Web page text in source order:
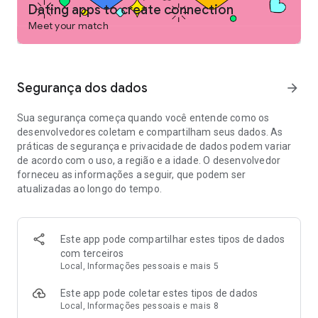
Experimente nossos recursos gratuitos, criados para facilitar
seus encontros
é, seus gostos e o que você procura
- Confie que a pessoa com quem você está conversando é
- Receba dicas de especialistas em namoro para aumentar
suas chances de sucesso
- Adicione sua conta Spotify para encontrar alguém que ama
as mesmas músicas que você
- Converse por chamada de vídeo e compartilhe suas fotos
favoritas para conhecer melhor suas conexões
seguir nossas diretrizes
- Compartilhe os detalhes dos seus encontros com amigos de
confiança para mais segurança
- Precisa de uma pausa? Ative o Modo Não Perturbe e oculte
conexões
Dating apps to create connection
Meet your match
Segurança dos dados arrow_forward
Sua segurança começa quando você entende como os
desenvolvedores coletam e compartilham seus dados. As
práticas de segurança e privacidade de dados podem variar
de acordo com o uso, a região e a idade. O desenvolvedor
forneceu as informações a seguir, que podem ser
atualizadas ao longo do tempo.
Este app pode compartilhar estes tipos de dados
com terceiros
Local, Informações pessoais e mais 5
Este app pode coletar estes tipos de dados
Local, Informações pessoais e mais 8